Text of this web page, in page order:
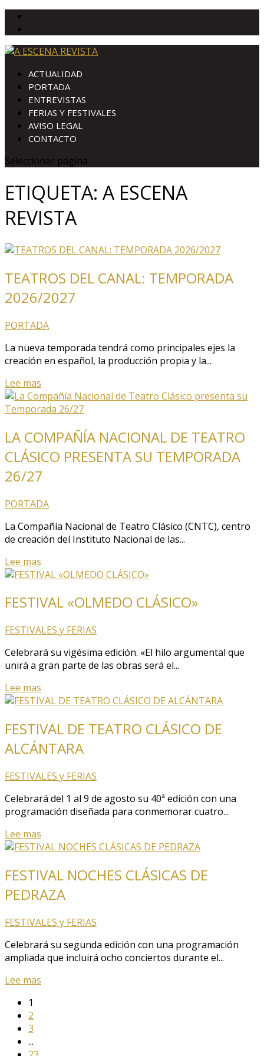
ACTUALIDAD
PORTADA
ENTREVISTAS
FERIAS Y FESTIVALES
AVISO LEGAL
CONTACTO
Seleccionar página
ETIQUETA: A ESCENA
REVISTA
TEATROS DEL CANAL: TEMPORADA
2026/2027
PORTADA
La nueva temporada tendrá como principales ejes la
creación en español, la producción propia y la...
Lee mas
LA COMPAÑÍA NACIONAL DE TEATRO
CLÁSICO PRESENTA SU TEMPORADA
26/27
PORTADA
La Compañía Nacional de Teatro Clásico (CNTC), centro
de creación del Instituto Nacional de las...
Lee mas
FESTIVAL «OLMEDO CLÁSICO»
FESTIVALES y FERIAS
Celebrará su vigésima edición. «El hilo argumental que
unirá a gran parte de las obras será el...
Lee mas
FESTIVAL DE TEATRO CLÁSICO DE
ALCÁNTARA
FESTIVALES y FERIAS
Celebrará del 1 al 9 de agosto su 40ª edición con una
programación diseñada para conmemorar cuatro...
Lee mas
FESTIVAL NOCHES CLÁSICAS DE
PEDRAZA
FESTIVALES y FERIAS
Celebrará su segunda edición con una programación
ampliada que incluirá ocho conciertos durante el...
Lee mas
1
2
3
...